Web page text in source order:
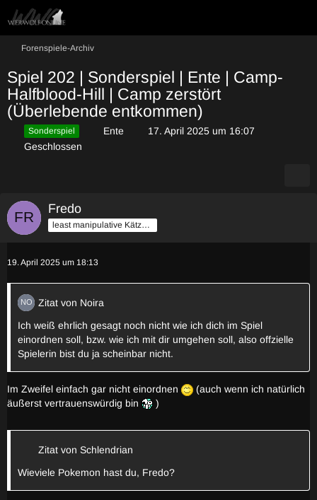
Forenspiele-Archiv
Spiel 202 | Sonderspiel | Ente | Camp-
Halfblood-Hill | Camp zerstört
(Überlebende entkommen)
Sonderspiel Ente
17. April 2025 um 16:07
Geschlossen
Fredo
least manipulative Kätzchen
19. April 2025 um 18:13
Zitat von Noira
Ich weiß ehrlich gesagt noch nicht wie ich dich im Spiel
einordnen soll, bzw. wie ich mit dir umgehen soll, also offzielle
Spielerin bist du ja scheinbar nicht.
Im Zweifel einfach gar nicht einordnen
(auch wenn ich natürlich
äußerst vertrauenswürdig bin
)
Zitat von Schlendrian
Wieviele Pokemon hast du, Fredo?